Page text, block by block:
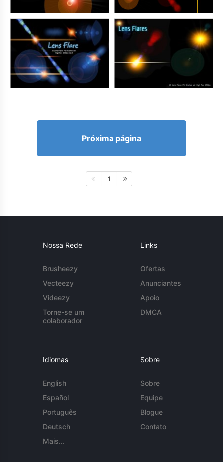
Próxima página
1
Nossa Rede
Brusheezy
Vecteezy
Videezy
Torne-se um
colaborador
Links
Ofertas
Anunciantes
Apoio
DMCA
Idiomas
English
Español
Português
Deutsch
Mais...
Sobre
Sobre
Equipe
Blogue
Contato